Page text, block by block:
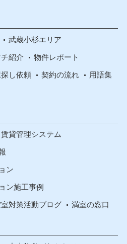
武蔵小杉エリア
紹介 物件レポート
し依頼 契約の流れ 用語集
賃貸管理システム
ン
ン施工事例
室対策活動ブログ 満室の窓口